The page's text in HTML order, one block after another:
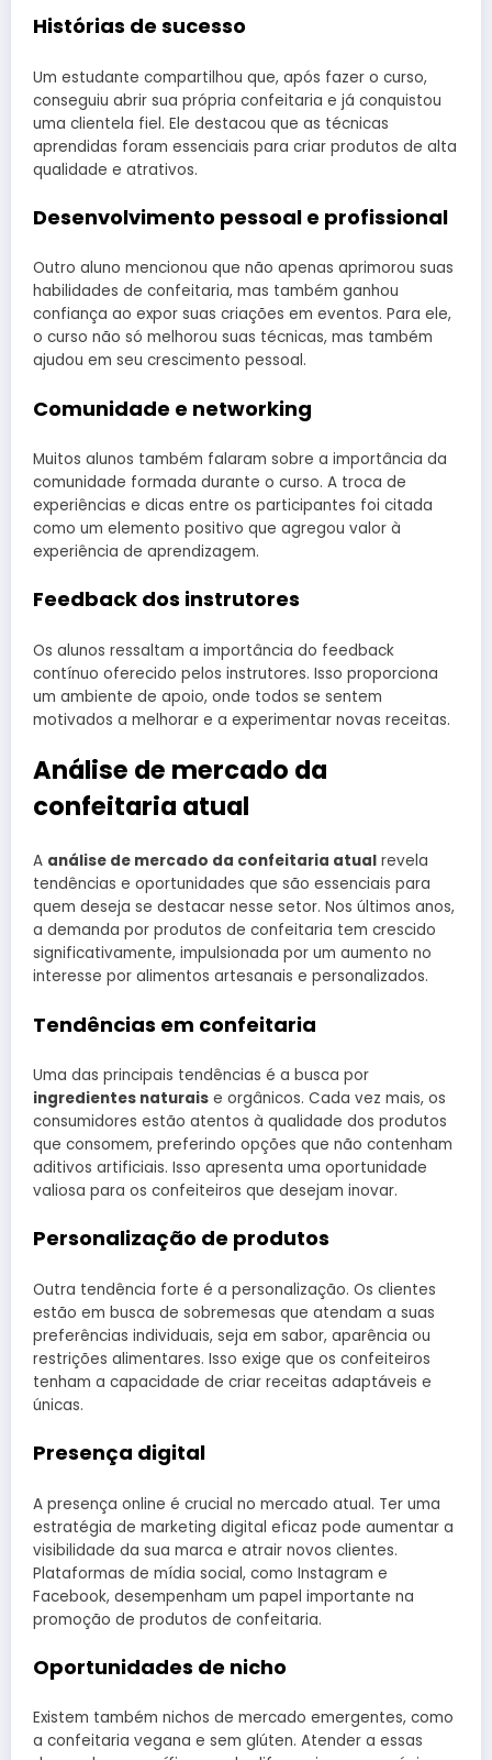
Histórias de sucesso
Um estudante compartilhou que, após fazer o curso,
conseguiu abrir sua própria confeitaria e já conquistou
uma clientela fiel. Ele destacou que as técnicas
aprendidas foram essenciais para criar produtos de alta
qualidade e atrativos.
Desenvolvimento pessoal e profissional
Outro aluno mencionou que não apenas aprimorou suas
habilidades de confeitaria, mas também ganhou
confiança ao expor suas criações em eventos. Para ele,
o curso não só melhorou suas técnicas, mas também
ajudou em seu crescimento pessoal.
Comunidade e networking
Muitos alunos também falaram sobre a importância da
comunidade formada durante o curso. A troca de
experiências e dicas entre os participantes foi citada
como um elemento positivo que agregou valor à
experiência de aprendizagem.
Feedback dos instrutores
Os alunos ressaltam a importância do feedback
contínuo oferecido pelos instrutores. Isso proporciona
um ambiente de apoio, onde todos se sentem
motivados a melhorar e a experimentar novas receitas.
Análise de mercado da
confeitaria atual
A análise de mercado da confeitaria atual revela
tendências e oportunidades que são essenciais para
quem deseja se destacar nesse setor. Nos últimos anos,
a demanda por produtos de confeitaria tem crescido
significativamente, impulsionada por um aumento no
interesse por alimentos artesanais e personalizados.
Tendências em confeitaria
Uma das principais tendências é a busca por
ingredientes naturais e orgânicos. Cada vez mais, os
consumidores estão atentos à qualidade dos produtos
que consomem, preferindo opções que não contenham
aditivos artificiais. Isso apresenta uma oportunidade
valiosa para os confeiteiros que desejam inovar.
Personalização de produtos
Outra tendência forte é a personalização. Os clientes
estão em busca de sobremesas que atendam a suas
preferências individuais, seja em sabor, aparência ou
restrições alimentares. Isso exige que os confeiteiros
tenham a capacidade de criar receitas adaptáveis e
únicas.
Presença digital
A presença online é crucial no mercado atual. Ter uma
estratégia de marketing digital eficaz pode aumentar a
visibilidade da sua marca e atrair novos clientes.
Plataformas de mídia social, como Instagram e
Facebook, desempenham um papel importante na
promoção de produtos de confeitaria.
Oportunidades de nicho
Existem também nichos de mercado emergentes, como
a confeitaria vegana e sem glúten. Atender a essas